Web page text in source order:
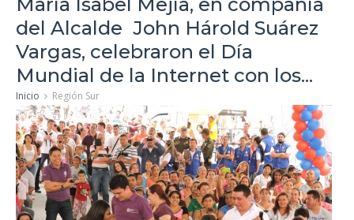
del Alcalde John Hárold Suárez
Vargas, celebraron el Día
Mundial de la Internet con los...
Inicio Región Sur